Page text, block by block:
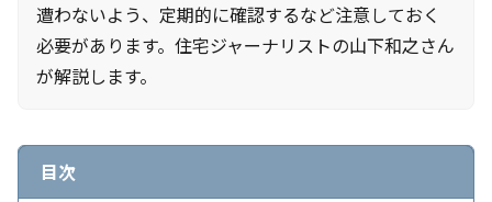
遭わないよう、定期的に確認するなど注意しておく
必要があります。住宅ジャーナリストの山下和之さん
が解説します。
目次